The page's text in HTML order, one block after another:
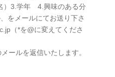
）3.学年 4.興味のある分
をメールにてお送り下さ
（*を@に変えてくださ
ールを返信いたします。